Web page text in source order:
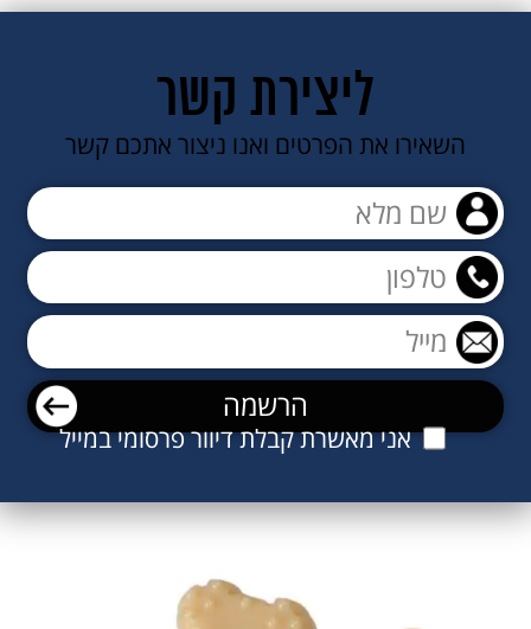
ליצירת קשר
השאירו את הפרטים ואנו ניצור אתכם קשר
אני מאשרת קבלת דיוור פרסומי במייל